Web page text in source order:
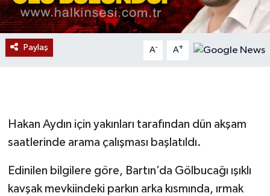
Paylaş A- A+
Hakan Aydın için yakınları tarafından dün akşam
saatlerinde arama çalışması başlatıldı.
Edinilen bilgilere göre, Bartın’da Gölbucağı ışıklı
kavşak mevkiindeki parkın arka kısmında, ırmak
Eğitim
Ekonomi
Gökçebey
GÜNDEM
İş ilanı